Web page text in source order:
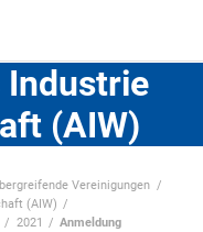
(AIW)
Vereinigungen
(AIW)
2021 Anmeldung